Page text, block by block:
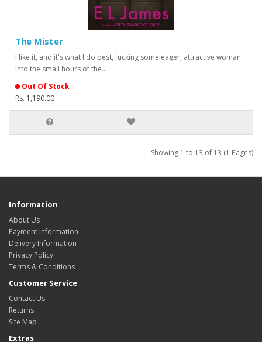
The Mister
I like it, and it's what I do best, fucking some eager, attractive woman
into the small hours of the..
Out Of Stock
Rs. 1,190.00
Showing 1 to 13 of 13 (1 Pages)
Information
About Us
Payment Information
Delivery Information
Privacy Policy
Terms & Conditions
Customer Service
Contact Us
Returns
Site Map
Extras